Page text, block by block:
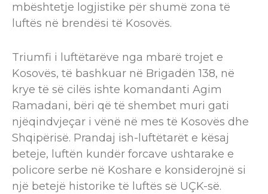
mbështetje logjistike për shumë zona të
luftës në brendësi të Kosovës.
Triumfi i luftëtarëve nga mbarë trojet e
Kosovës, të bashkuar në Brigadën 138, në
krye të së cilës ishte komandanti Agim
Ramadani, bëri që të shembet muri gati
njëqindvjeçar i vënë në mes të Kosovës dhe
Shqipërisë. Prandaj ish-luftëtarët e kësaj
beteje, luftën kundër forcave ushtarake e
policore serbe në Koshare e konsiderojnë si
një betejë historike të luftës së UÇK-së.